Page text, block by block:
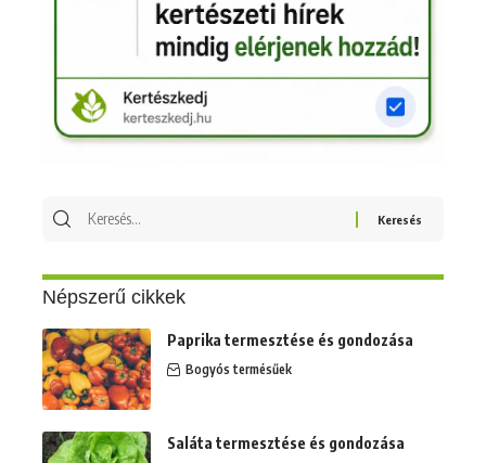
Népszerű cikkek
Paprika termesztése és gondozása
Bogyós termésűek
Saláta termesztése és gondozása